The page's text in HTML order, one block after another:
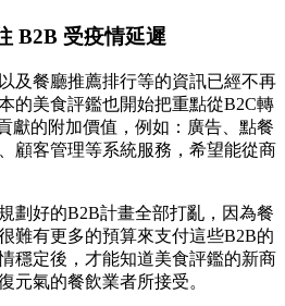
B2B 受疫情延遲
及餐廳推薦排行等的資訊已經不再
的美食評鑑也開始把重點從B2C轉
獻的附加價值，例如：廣告、點餐
顧客管理等系統服務，希望能從商
劃好的B2B計畫全部打亂，因為餐
難有更多的預算來支付這些B2B的
穩定後，才能知道美食評鑑的新商
元氣的餐飲業者所接受。